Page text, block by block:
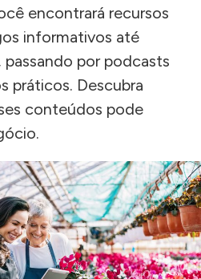
encontrará recursos
informativos até
por podcasts
práticos. Descubra
conteúdos pode